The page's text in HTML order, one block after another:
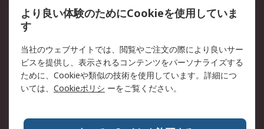
クッキーポリシー
RSについて
会社概要
採用情報
プレスリリース＆お知ら
コーポレートサイト
全世界のRS RSの歴史
より良い体験のためにCookieを使用していま
す
当社のウェブサイトでは、閲覧やご注文の際により良いサー
ビスを提供し、表示されるコンテンツをパーソナライズする
ために、Cookieや類似の技術を使用しています。詳細につ
いては、 Cookieポリシ ーをご覧ください。